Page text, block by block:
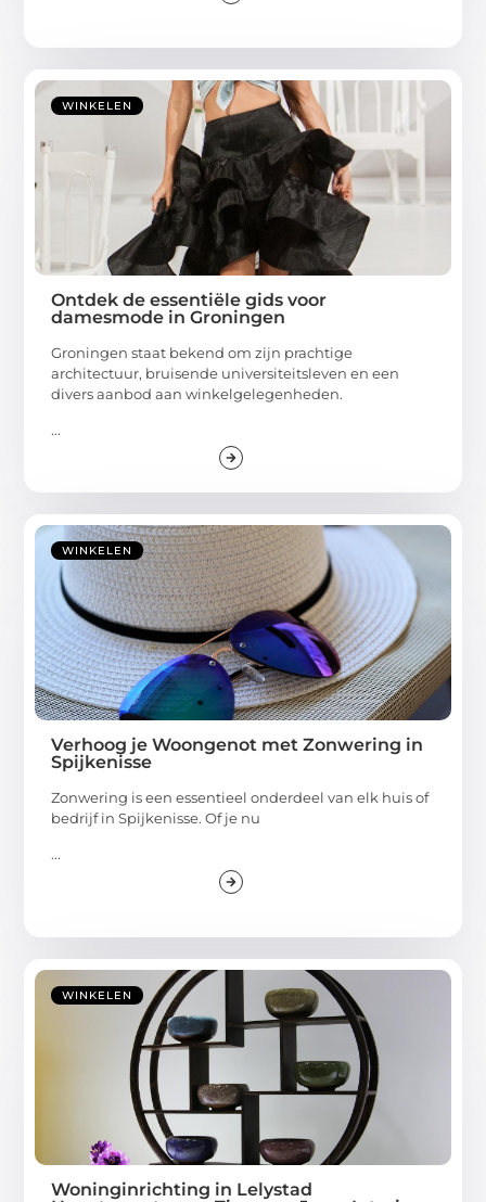
WINKELEN
Ontdek de essentiële gids voor
damesmode in Groningen
Groningen staat bekend om zijn prachtige
architectuur, bruisende universiteitsleven en een
divers aanbod aan winkelgelegenheden.
...
WINKELEN
Verhoog je Woongenot met Zonwering in
Spijkenisse
Zonwering is een essentieel onderdeel van elk huis of
bedrijf in Spijkenisse. Of je nu
...
WINKELEN
Woninginrichting in Lelystad